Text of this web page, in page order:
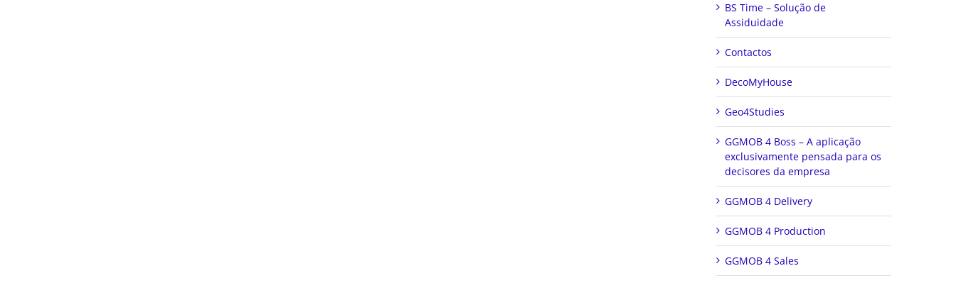
BS Time – Solução de
Assiduidade
Contactos
DecoMyHouse
Geo4Studies
GGMOB 4 Boss – A aplicação
exclusivamente pensada para os
decisores da empresa
GGMOB 4 Delivery
GGMOB 4 Production
GGMOB 4 Sales